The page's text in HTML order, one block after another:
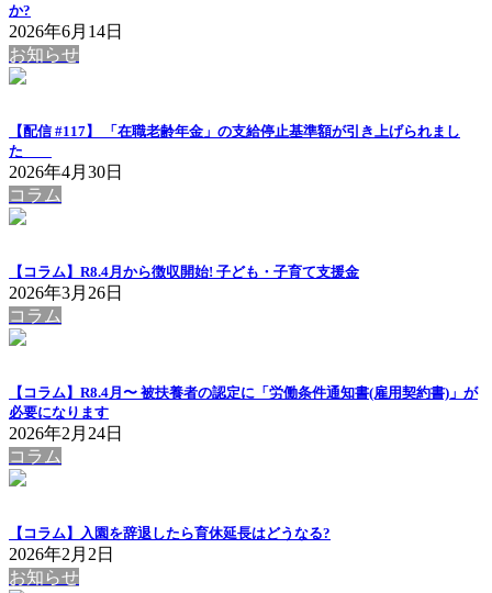
か?
2026年6月14日
お知らせ
【配信 #117】 「在職老齢年金」の支給停止基準額が引き上げられまし
た
2026年4月30日
コラム
【コラム】R8.4月から徴収開始! 子ども・子育て支援金
2026年3月26日
コラム
【コラム】R8.4月〜 被扶養者の認定に「労働条件通知書(雇用契約書)」が
必要になります
2026年2月24日
コラム
【コラム】入園を辞退したら育休延長はどうなる?
2026年2月2日
お知らせ